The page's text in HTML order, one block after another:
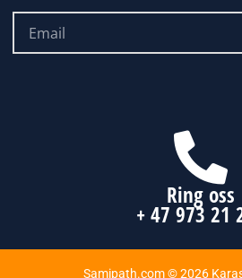
Ring oss
+ 47 973 21
Samipath.com © 2026